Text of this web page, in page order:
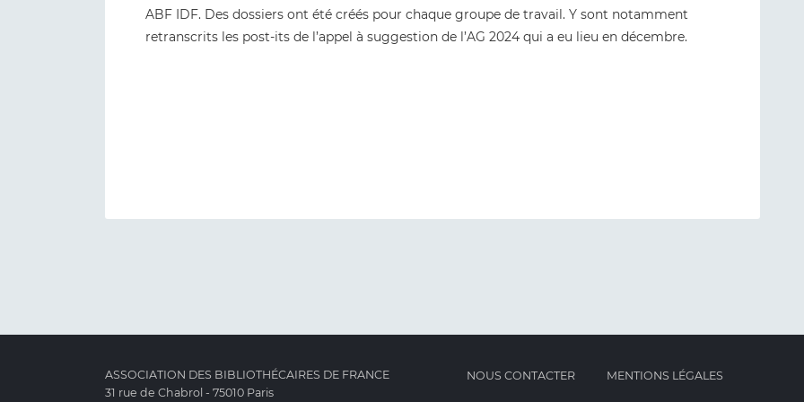
ABF IDF. Des dossiers ont été créés pour chaque groupe de travail. Y sont notamment
retranscrits les post-its de l’appel à suggestion de l’AG 2024 qui a eu lieu en décembre.
ASSOCIATION DES BIBLIOTHÉCAIRES DE FRANCE
31 rue de Chabrol - 75010 Paris
NOUS CONTACTER MENTIONS LÉGALES